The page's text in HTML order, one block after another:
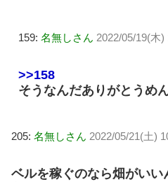
159: 名無しさん 2022/05/19(木
>>158
そうなんだありがとうめ
205: 名無しさん 2022/05/21(土)
ベルを稼ぐのなら畑がい